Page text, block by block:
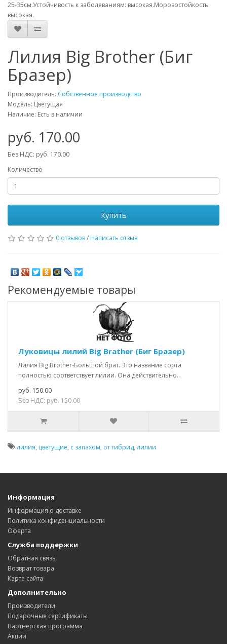
25-35см.Устойчивость к заболеваниям: высокая.Морозостойкость:
высокая.
Лилия Big Brother (Биг
Бразер)
Производитель: Собственное производство
Модель: Цветущая
Наличие: Есть в наличии
руб. 170.00
Без НДС: руб. 170.00
Количество
Купить
0 отзывов/ Написать отзыв
Рекомендуемые товары
Луковицы лилий Big Brather (Биг Бразер)
Лилия Big Brother-Большой брат. Это название сорта
полностью соответствует лилии. Она действительно..
руб. 150.00
Без НДС: руб. 150.00
лилия, цветущие, с запахом, от гибрид, лилии
Информация
Информация о доставке
Политика конфиденциальности
Оферта
Служба поддержки
Обратная связь
Возврат товара
Карта сайта
Дополнительно
Производители
Подарочные сертификаты
Партнерская программа
Акции